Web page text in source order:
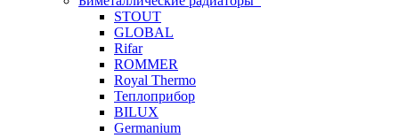
STOUT
GLOBAL
Rifar
ROMMER
Royal Thermo
Теплоприбор
BILUX
Germanium